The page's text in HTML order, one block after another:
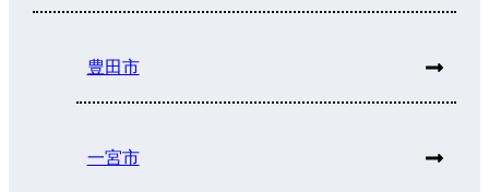
豊田市
一宮市